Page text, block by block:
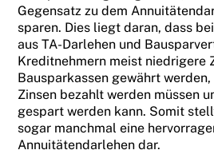
Gegensatz zu dem
sparen. Dies liegt daran, dass
aus TA-Darlehen und
Kreditnehmern meist niedrigere
Bausparkassen gewährt
Zinsen bezahlt werden müssen
gespart werden kann. Somit
sogar manchmal eine
Annuitätendarlehen dar.